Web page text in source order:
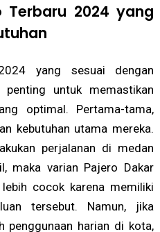
Terbaru 2024 yang
yang sesuai dengan
penting untuk memastikan
optimal. Pertama-tama,
kebutuhan utama mereka.
perjalanan di medan
maka varian Pajero Dakar
cocok karena memiliki
tersebut. Namun, jika
penggunaan harian di kota,